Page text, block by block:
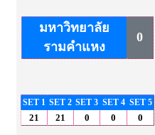
มหาวิทยาลัย
รามคำแหง
0
SET 1 SET 2 SET 3 SET 4 SET 5
21 21 0 0 0